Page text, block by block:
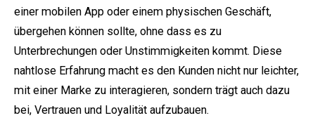
einer mobilen App oder einem physischen Geschäft,
übergehen können sollte, ohne dass es zu
Unterbrechungen oder Unstimmigkeiten kommt. Diese
nahtlose Erfahrung macht es den Kunden nicht nur leichter,
mit einer Marke zu interagieren, sondern trägt auch dazu
bei, Vertrauen und Loyalität aufzubauen.